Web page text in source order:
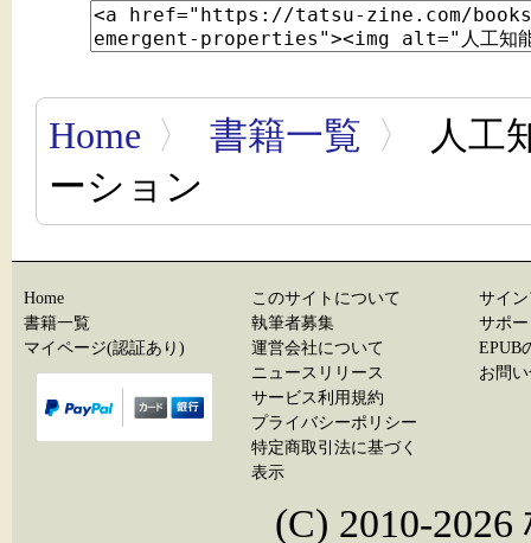
Home 〉 書籍一覧 〉
人工
ーション
Home
書籍一覧
マイページ(認証あり)
このサイトについて
執筆者募集
運営会社について
ニュースリリース
サービス利用規約
プライバシーポリシー
特定商取引法に基づく
表示
サイ
サポ
EPUB
お問
(C) 2010-